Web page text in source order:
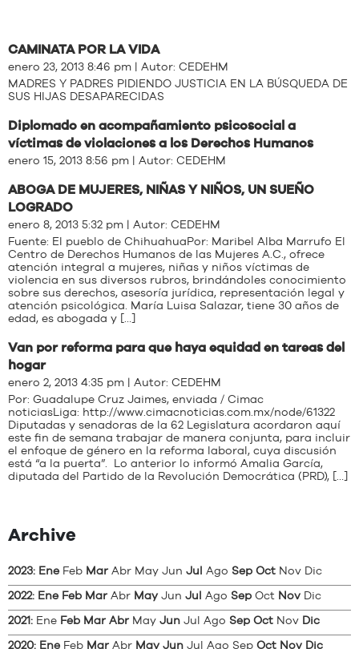
CAMINATA POR LA VIDA
enero 23, 2013 8:46 pm | Autor: CEDEHM
MADRES Y PADRES PIDIENDO JUSTICIA EN LA BÚSQUEDA DE
SUS HIJAS DESAPARECIDAS
Diplomado en acompañamiento psicosocial a
víctimas de violaciones a los Derechos Humanos
enero 15, 2013 8:56 pm | Autor: CEDEHM
ABOGA DE MUJERES, NIÑAS Y NIÑOS, UN SUEÑO
LOGRADO
enero 8, 2013 5:32 pm | Autor: CEDEHM
Fuente: El pueblo de ChihuahuaPor: Maribel Alba Marrufo El
Centro de Derechos Humanos de las Mujeres A.C., ofrece
atención integral a mujeres, niñas y niños víctimas de
violencia en sus diversos rubros, brindándoles conocimiento
sobre sus derechos, asesoría jurídica, representación legal y
atención psicológica. María Luisa Salazar, tiene 30 años de
edad, es abogada y […]
Van por reforma para que haya equidad en tareas del
hogar
enero 2, 2013 4:35 pm | Autor: CEDEHM
Por: Guadalupe Cruz Jaimes, enviada / Cimac
noticiasLiga: http://www.cimacnoticias.com.mx/node/61322
Diputadas y senadoras de la 62 Legislatura acordaron aquí
este fin de semana trabajar de manera conjunta, para incluir
el enfoque de género en la reforma laboral, cuya discusión
está “a la puerta”. Lo anterior lo informó Amalia García,
diputada del Partido de la Revolución Democrática (PRD), […]
Archive
2023: Ene Feb Mar Abr May Jun Jul Ago Sep Oct Nov Dic
2022: Ene Feb Mar Abr May Jun Jul Ago Sep Oct Nov Dic
2021: Ene Feb Mar Abr May Jun Jul Ago Sep Oct Nov Dic
2020: Ene Feb Mar Abr May Jun Jul Ago Sep Oct Nov Dic